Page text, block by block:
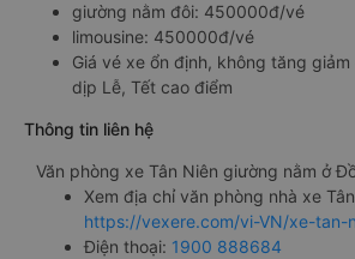
giường nằm đôi: 450000đ/vé
limousine: 450000đ/vé
Giá vé xe ổn định, không tăng
dịp Lễ, Tết cao điểm
Thông tin liên hệ
Văn phòng xe Tân Niên giường nằm ở
Xem địa chỉ văn phòng nhà xe
https://vexere.com/vi-VN/xe-tan-
Điện thoại: 1900 888684